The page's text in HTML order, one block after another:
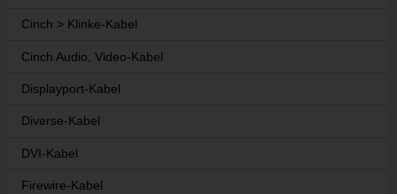
Cinch > Klinke-Kabel
Cinch Audio, Video-Kabel
Displayport-Kabel
Diverse-Kabel
DVI-Kabel
Firewire-Kabel